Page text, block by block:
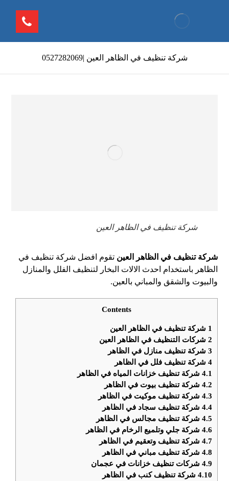
شركة تنظيف في الظاهر العين |0527282069
شركة تنظيف في الظاهر العين
شركة تنظيف في الظاهر العينتقوم افضل شركة تنظيف في
الظاهر باستخدام احدث الالات البخار لتنظيف الفلل والمنازل
والبيوت والشقق والمباني بالعين.
Contents
1 شركة تنظيف في الظاهر العين
2 شركات التنظيف في الظاهر العين
3 شركة تنظيف منازل في الظاهر
4 شركة تنظيف فلل في الظاهر
4.1 شركة تنظيف خزانات المياه في الظاهر
4.2 شركة تنظيف بيوت في الظاهر
4.3 شركة تنظيف موكيت في الظاهر
4.4 شركة تنظيف سجاد في الظاهر
4.5 شركة تنظيف مجالس في الظاهر
4.6 شركة جلي وتلميع الرخام في الظاهر
4.7 شركة تنظيف وتعقيم في الظاهر
4.8 شركة تنظيف مباني في الظاهر
4.9 شركات تنظيف خزانات في عجمان
4.10 شركة تنظيف كنب في الظاهر